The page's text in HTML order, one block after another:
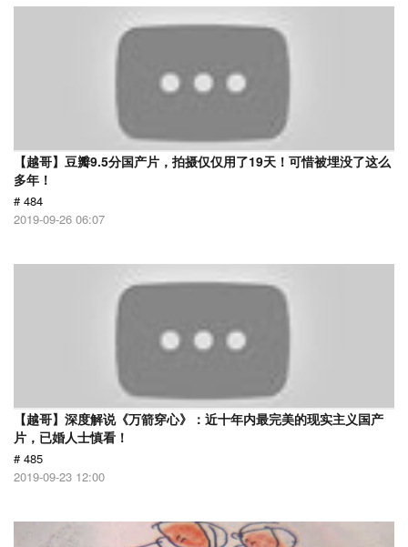
【越哥】豆瓣9.5分国产片，拍摄仅仅用了19天！可惜被埋没了这么
多年！
# 484
2019-09-26 06:07
【越哥】深度解说《万箭穿心》：近十年内最完美的现实主义国产
片，已婚人士慎看！
# 485
2019-09-23 12:00